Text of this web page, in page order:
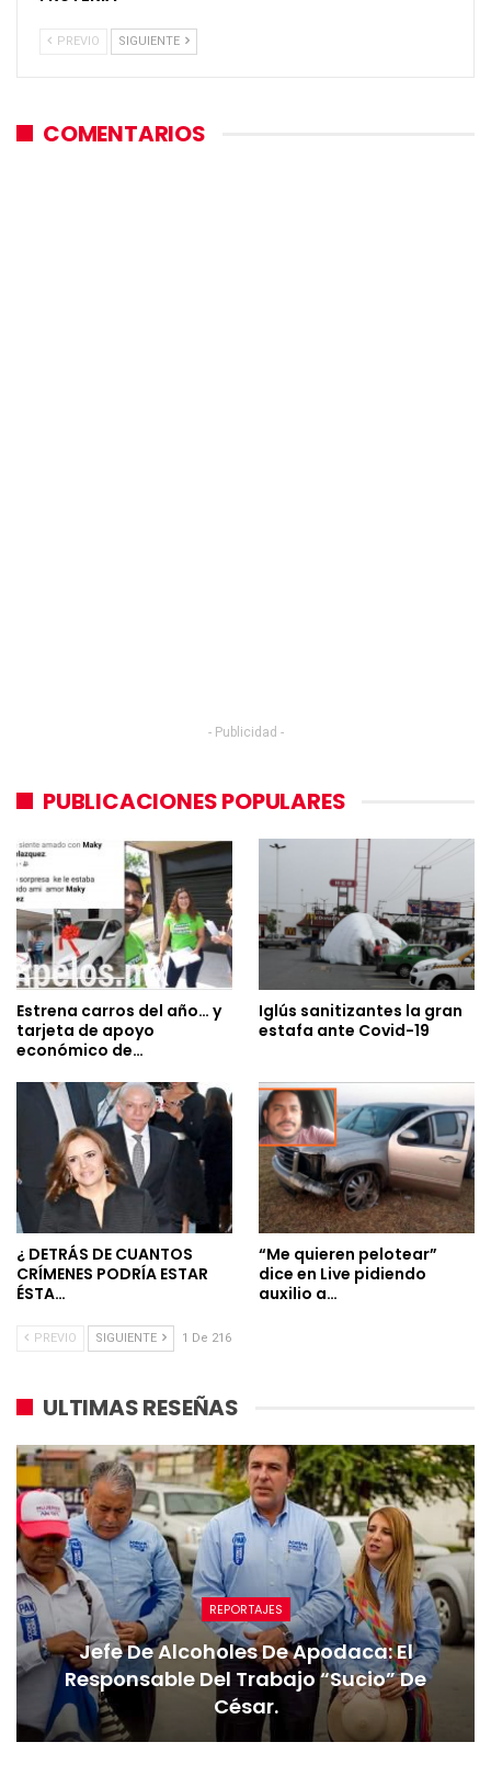
PREVIO SIGUIENTE
COMENTARIOS
- Publicidad -
PUBLICACIONES POPULARES
Estrena carros del año… y
tarjeta de apoyo
económico de…
Iglús sanitizantes la gran
estafa ante Covid-19
¿ DETRÁS DE CUANTOS
CRÍMENES PODRÍA ESTAR
ÉSTA…
“Me quieren pelotear”
dice en Live pidiendo
auxilio a…
PREVIO SIGUIENTE 1 De 216
ULTIMAS RESEÑAS
REPORTAJES
Jefe De Alcoholes De Apodaca: El
Responsable Del Trabajo “sucio” De
César.